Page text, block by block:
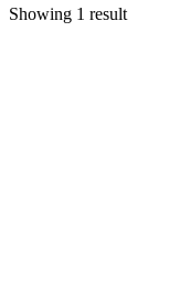
Showing 1 result